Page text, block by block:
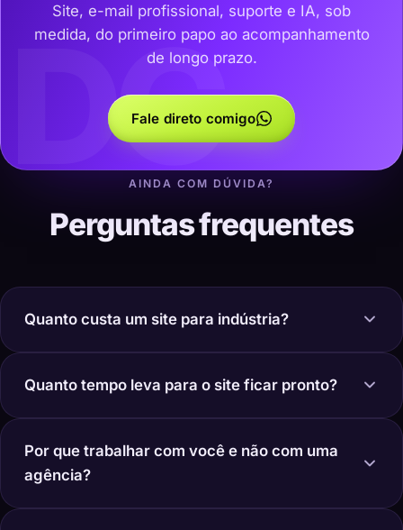
DC
Site, e-mail profissional, suporte e IA, sob
medida, do primeiro papo ao acompanhamento
de longo prazo.
Fale direto comigo
AINDA COM DÚVIDA?
Perguntas frequentes
Quanto custa um site para indústria?
Quanto tempo leva para o site ficar pronto?
Por que trabalhar com você e não com uma
agência?